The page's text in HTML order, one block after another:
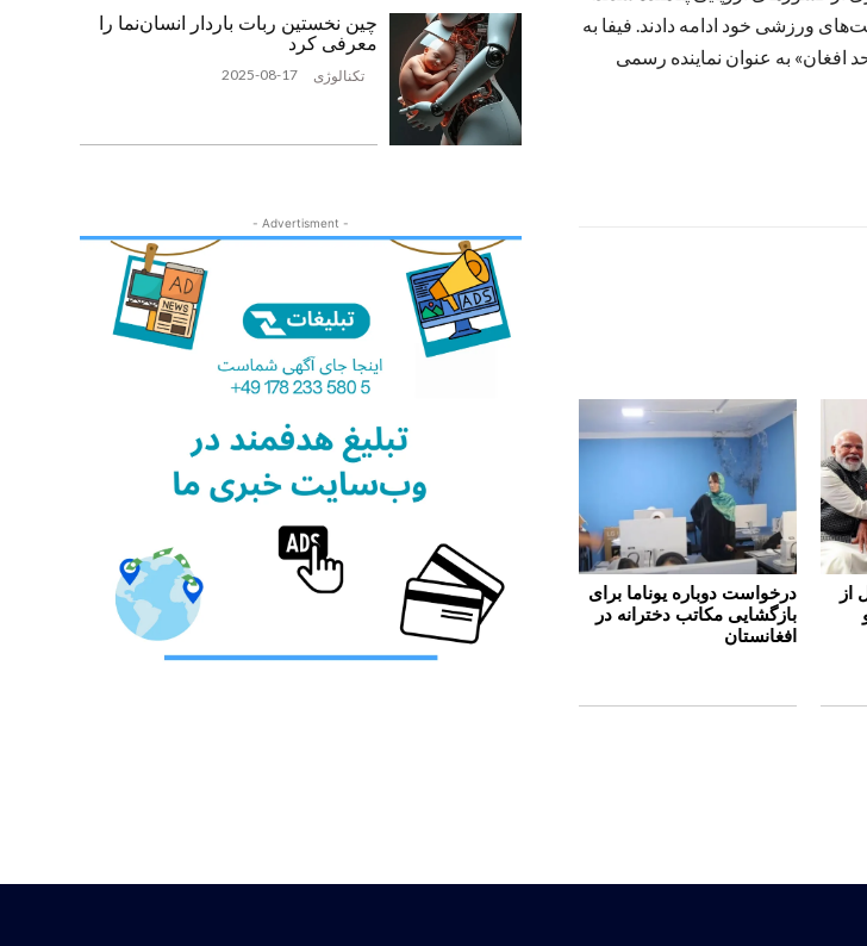
چین نخستین ربات باردار انسان‌نما را
معرفی کرد
تکنالوژی 2025-08-17
- Advertisment -
ورزشی خود ادامه دادند. فیفا به‌
افغان» به‌ عنوان نماینده رسمی
از
درخواست دوباره یوناما برای
بازگشایی مکاتب دخترانه در
افغانستان